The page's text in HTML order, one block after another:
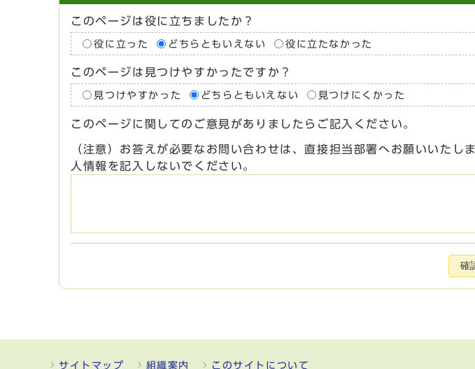
このページは役に立ちましたか？
役に立った どちらともいえない 役に立たなかった
このページは見つけやすかったですか？
見つけやすかった どちらともいえない 見つけにくかった
このページに関してのご意見がありましたらご記入ください。
（注意）お答えが必要なお問い合わせは、直接担当部署へお願いいた
人情報を記入しないでください。
確
サイトマップ 組織案内 このサイトについて